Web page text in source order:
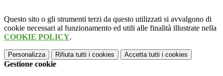
Questo sito o gli strumenti terzi da questo utilizzati si avvalgono di
cookie necessari al funzionamento ed utili alle finalità illustrate nella
COOKIE POLICY.
Personalizza Rifiuta tutti i cookies Accetta tutti i cookies
Gestione cookie